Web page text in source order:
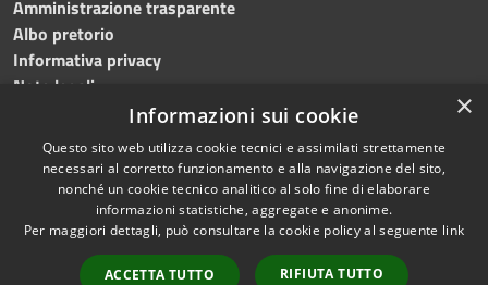
Amministrazione trasparente
Albo pretorio
Informativa privacy
Note legali
Dichiarazione di accessibilità
Accessibilità
Copyright © 2026 • Comune di
Roncade • Powered by
Municipium•
Accesso
×
Informazioni sui cookie
Questo sito web utilizza cookie tecnici e assimilati strettamente
necessari al corretto funzionamento e alla navigazione del sito,
nonché un cookie tecnico analitico al solo fine di elaborare
informazioni statistiche, aggregate e anonime.
Per maggiori dettagli, può consultare la cookie policy al seguente link
ACCETTA TUTTO RIFIUTA TUTTO